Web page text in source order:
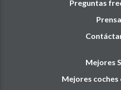
Preguntas
Prensa
Mejores
Mejores